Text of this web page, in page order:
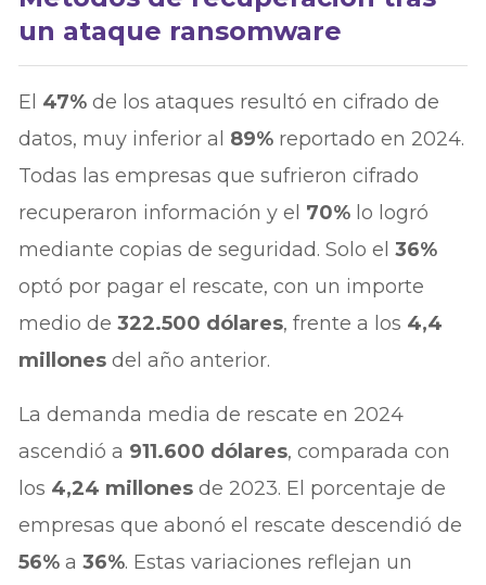
un ataque ransomware
El 47% de los ataques resultó en cifrado de
datos, muy inferior al 89% reportado en 2024.
Todas las empresas que sufrieron cifrado
recuperaron información y el 70% lo logró
mediante copias de seguridad. Solo el36%
optó por pagar el rescate, con un importe
medio de322.500 dólares, frente a los 4,4
millones del año anterior.
La demanda media de rescate en 2024
ascendió a 911.600 dólares, comparada con
los 4,24 millones de 2023. El porcentaje de
empresas que abonó el rescate descendió de
56% a36%. Estas variaciones reflejan un